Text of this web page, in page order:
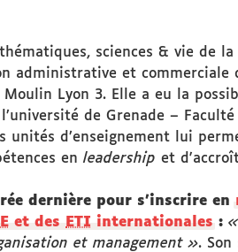
sciences & vie de
administrative et commerciale
Lyon 3. Elle a eu la
de Grenade –
d’enseignement lui
en leadership et
dernière pour s'inscrire en
et des ETI internationales :
et management ».